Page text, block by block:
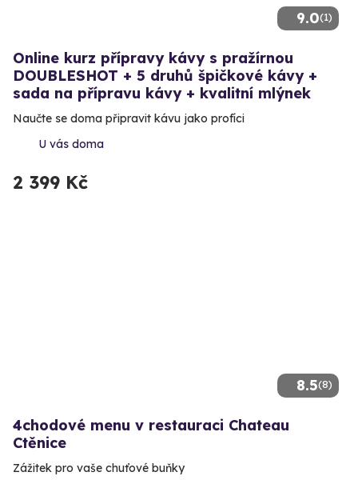
9.0(1)
Online kurz přípravy kávy s pražírnou
DOUBLESHOT + 5 druhů špičkové kávy +
sada na přípravu kávy + kvalitní mlýnek
Naučte se doma připravit kávu jako profíci
U vás doma
2 399 Kč
8.5(8)
4chodové menu v restauraci Chateau
Ctěnice
Zážitek pro vaše chuťové buňky